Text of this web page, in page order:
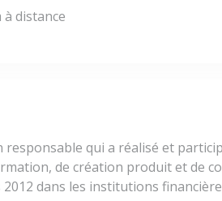
distance
qui a réalisé et
de création produit et de
dans les institutions